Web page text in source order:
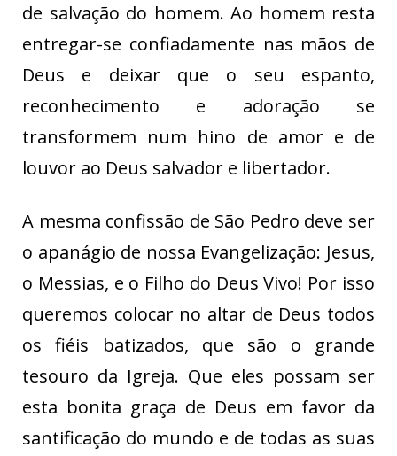
de salvação do homem. Ao homem resta
entregar-se confiadamente nas mãos de
Deus e deixar que o seu espanto,
reconhecimento e adoração se
transformem num hino de amor e de
louvor ao Deus salvador e libertador.
A mesma confissão de São Pedro deve ser
o apanágio de nossa Evangelização: Jesus,
o Messias, e o Filho do Deus Vivo! Por isso
queremos colocar no altar de Deus todos
os fiéis batizados, que são o grande
tesouro da Igreja. Que eles possam ser
esta bonita graça de Deus em favor da
santificação do mundo e de todas as suas